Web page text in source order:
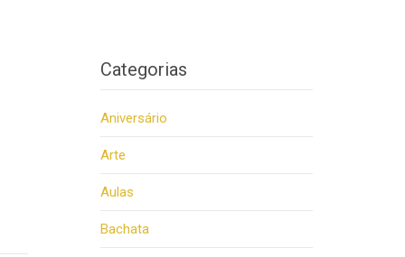
Categorias
Aniversário
Arte
Aulas
Bachata